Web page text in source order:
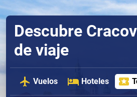
Descubre
de viaje
Vuelos Hoteles